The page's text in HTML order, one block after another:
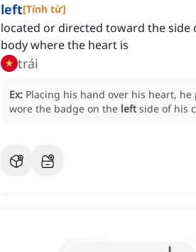
left[Tính từ]
located or directed toward the side
body where the heart is
trái
Ex: Placing his hand over his heart, he
wore the badge on the left side of his